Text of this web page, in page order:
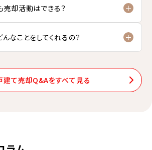
売却活動はできる？
なことをしてくれるの？
建て売却Q&Aをすべて見る